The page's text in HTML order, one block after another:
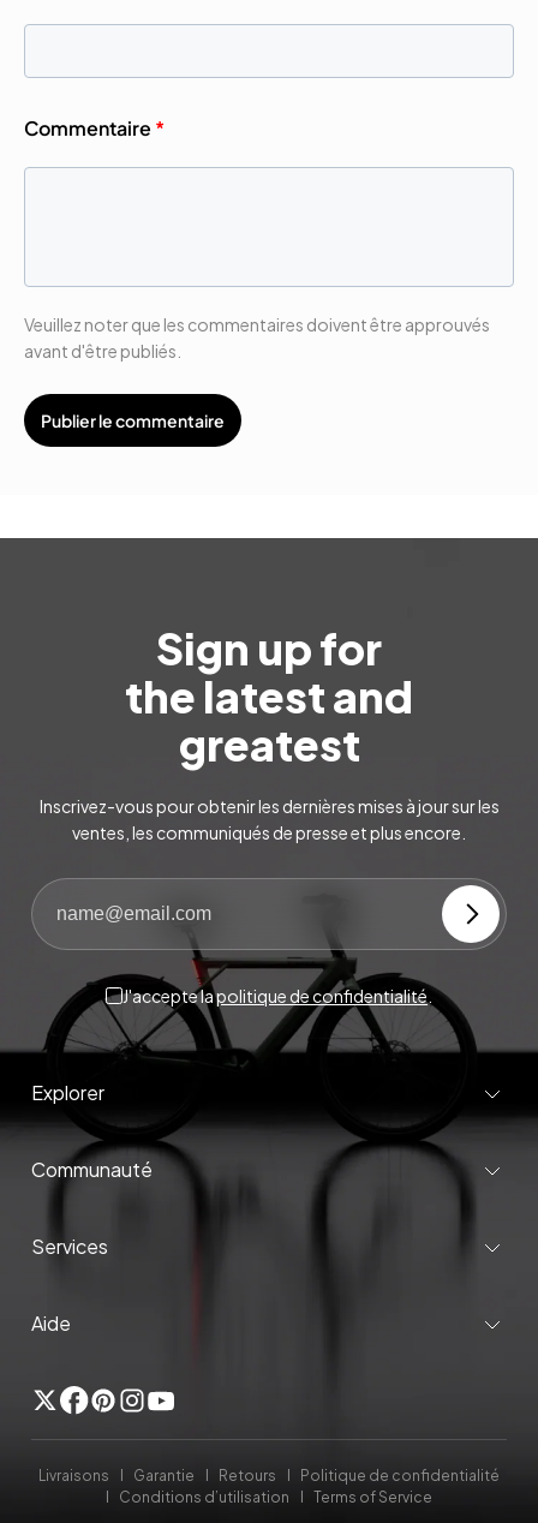
Commentaire *
Veuillez noter que les commentaires doivent être approuvés
avant d'être publiés.
Sign up for
the latest and
greatest
Inscrivez-vous pour obtenir les dernières mises à jour sur les
ventes, les communiqués de presse et plus encore.
J'accepte lapolitique de confidentialité
Explorer
Communauté
Services
Aide
TwitterFacebook
Pinterest
Instagram
YouTube
Livraisons Garantie Retours
Politique de confidentialité
Conditions d’utilisation
Terms of Service